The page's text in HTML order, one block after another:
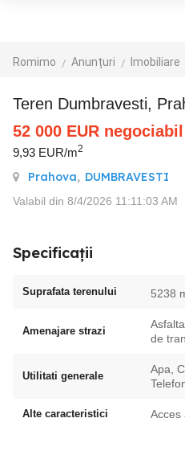
Romimo Anunțuri Imobiliare
teren Dumbravesti,
52 000 EUR negociabil
9,93 EUR/m2
Prahova, DUMBRAVESTI
Valabil din 8/4/2026 11:11:03 AM
Specificații
Suprafata terenului 5238
Amenajare strazi
de
Utilitati generale
Apa,
Alte caracteristici Acces